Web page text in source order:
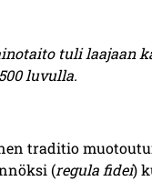
tuli laajaan
luvulla.
traditio
(regula fidei)